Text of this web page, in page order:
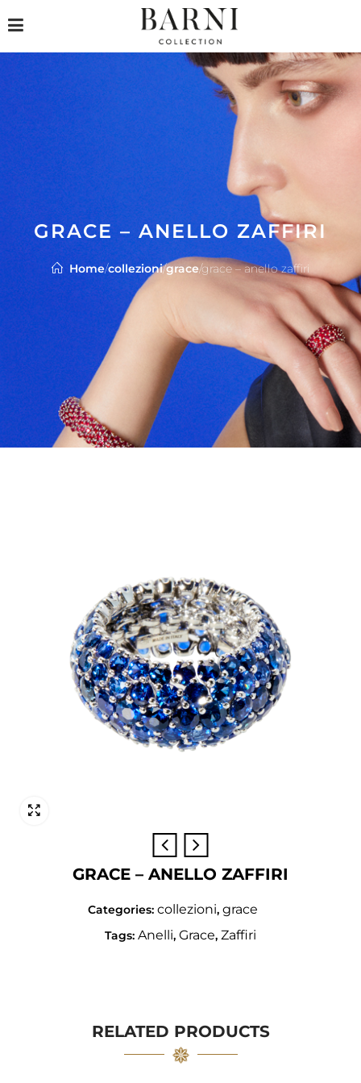
GRACE – ANELLO ZAFFIRI
Home/collezioni/grace/grace – anello zaffiri
GRACE – ANELLO ZAFFIRI
Categories: collezioni, grace
Tags: Anelli, Grace, Zaffiri
RELATED PRODUCTS